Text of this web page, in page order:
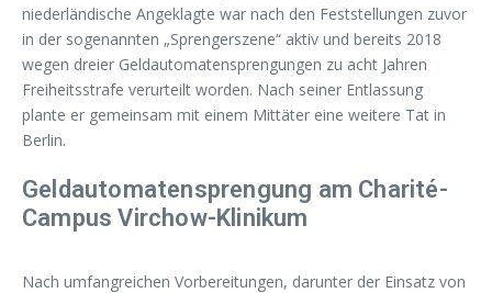
niederländische Angeklagte war nach den Feststellungen zuvor
in der sogenannten „Sprengerszene“ aktiv und bereits 2018
wegen dreier Geldautomatensprengungen zu acht Jahren
Freiheitsstrafe verurteilt worden. Nach seiner Entlassung
plante er gemeinsam mit einem Mittäter eine weitere Tat in
Berlin.
Geldautomatensprengung am Charité-
Campus Virchow-Klinikum
Nach umfangreichen Vorbereitungen, darunter der Einsatz von